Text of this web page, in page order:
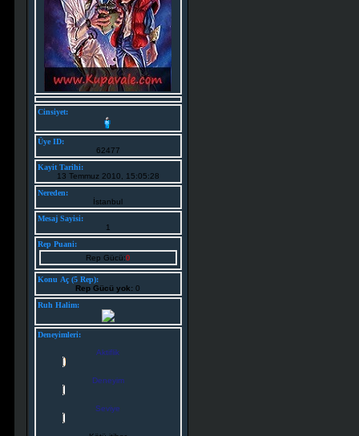
Cinsiyet:
Üye ID:
62477
Kayit Tarihi:
13 Temmuz 2010, 15:05:28
Nereden:
İstanbul
Mesaj Sayisi:
1
Rep Puani:
Rep Gücü:0
Konu Aç (5 Rep):
Rep Gücü yok: 0
Ruh Halim:
Deneyimleri:
Aktiflik
Deneyim
Seviye